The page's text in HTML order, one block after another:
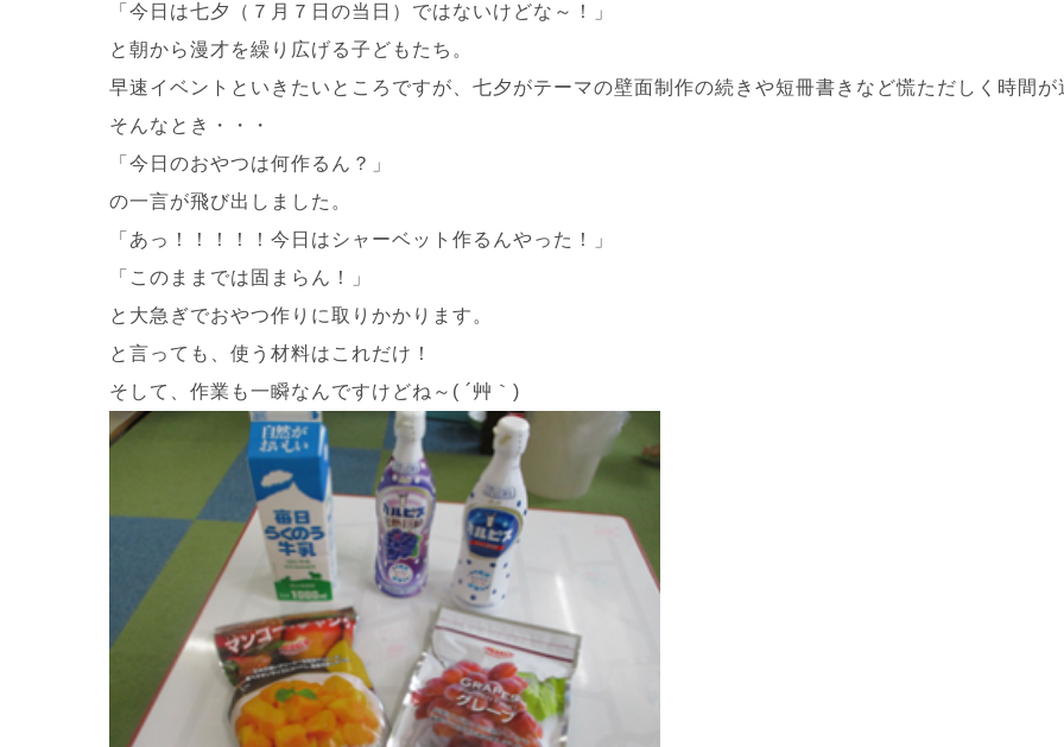
「今日は七夕（７月７日の当日）ではないけどな～！」
と朝から漫才を繰り広げる子どもたち。
早速イベントといきたいところですが、七夕がテーマの壁面制作の続きや短冊書きなど慌ただしく時間が
そんなとき・・・
「今日のおやつは何作るん？」
の一言が飛び出しました。
「あっ！！！！！今日はシャーベット作るんやった！」
「このままでは固まらん！」
と大急ぎでおやつ作りに取りかかります。
と言っても、使う材料はこれだけ！
そして、作業も一瞬なんですけどね～( ´艸｀)